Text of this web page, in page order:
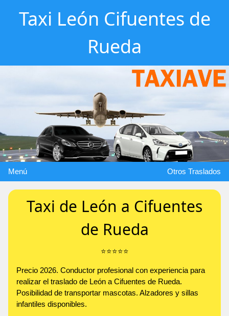
Taxi León Cifuentes de
Rueda
Menú Otros Traslados
Taxi de León a Cifuentes
de Rueda
⭐️⭐️⭐️⭐️⭐️
Precio 2026. Conductor profesional con experiencia para
realizar el traslado de León a Cifuentes de Rueda.
Posibilidad de transportar mascotas. Alzadores y sillas
infantiles disponibles.